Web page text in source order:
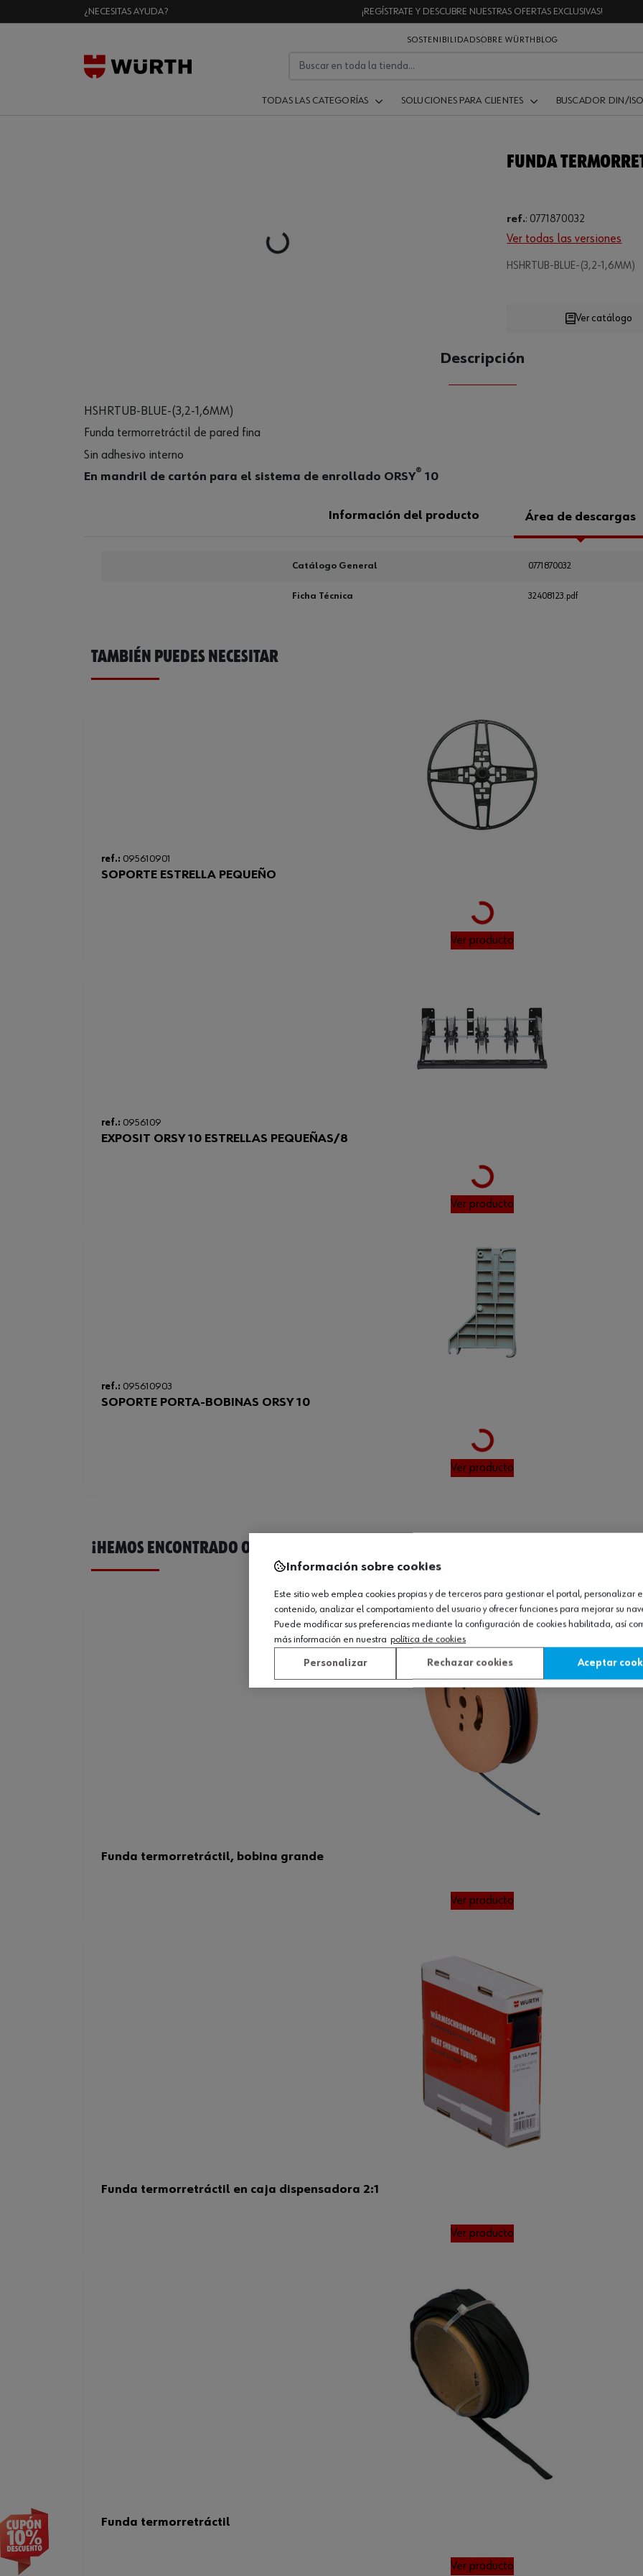
¿NECESITAS AYUDA? ¡REGÍSTRATE Y DESCUBRE NUESTRAS OFERTAS EXCLUSIVAS!
SOSTENIBILIDADSOBRE WÜRTH BLOG
TODAS LAS CATEGORÍAS SOLUCIONES PARA CLIENTES BUSCADOR DIN/ISO
Loading...
FUNDA
ref.: 0771870032
Ver todas las versiones
HSHRTUB-BLUE-(3,2-1,6MM)
CANTIDAD
Ver catálogo
Descripción
HSHRTUB-BLUE-(3,2-1,6MM)
Funda termorretráctil de pared fina
Sin adhesivo interno
En mandril de cartón para el sistema de enrollado ORSY® 10
Información del producto Área de descargas
Catálogo General 0771870032
Ficha Técnica 32408123.pdf
TAMBIÉN PUEDES NECESITAR
ref.: 095610901
SOPORTE ESTRELLA PEQUEÑO Loading...
Ver producto
ref.: 0956109
EXPOSIT ORSY 10 ESTRELLAS PEQUEÑAS/8 Loading...
Ver producto
ref.: 095610903
SOPORTE PORTA-BOBINAS ORSY 10 Loading...
Ver producto
¡HEMOS ENCONTRADO OTROS PRODUCTOS QUE TE PUEDEN GUSTAR!
Funda termorretráctil, bobina grande
Ver producto
Funda termorretráctil en caja dispensadora 2:1
Ver producto
Funda termorretráctil
Ver producto
Información sobre cookies
Este sitio web emplea cookies propias y de terceros para gestionar el portal, personalizar
contenido, analizar el comportamiento del usuario y ofrecer funciones para mejorar su
Puede modificar sus preferencias mediante la configuración de cookies habilitada, así
más información en nuestra política de cookies
Personalizar Rechazar cookies Aceptar